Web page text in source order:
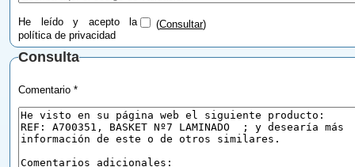
He leído y acepto la
política de privacidad
(Consultar)
Consulta
Comentario *